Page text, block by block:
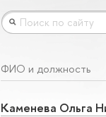
ФИО и должность
Каменева Ольга